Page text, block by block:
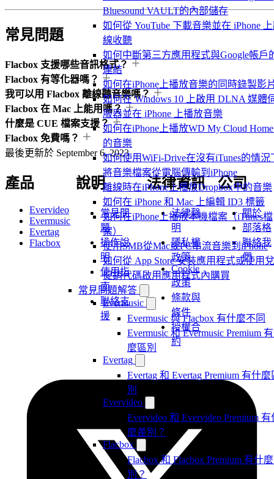
Bluesound VAULT的內部儲存
如何從 YouTube 下載音樂並在 iPhone
線收聽
如何中斷第三方應用程式與Google帳戶
連結
如何在iPhone上播放音樂的同時錄製影
如何在 Windows 10 上啟用 DLNA 媒體
服器並在 iPhone 上播放音樂
如何在iPhone上播放WD My Cloud
的音樂
如何使用WiFi-Drive在沒有iTunes的情況
將音樂檔案從電腦傳輸到iPhone
離線時在iPhone上播放Dropbox中的音樂
如何在 iPhone 和 Mac 上編輯 ID3 標籤
如何在iPhone上播放本機檔案（iTunes檔
案）
使用SMB從Mac或PC串流音樂到iPhone
如何從 App Store 安裝應用程式或使用
促銷代碼啟用應用程式內購買
常見問題解答
Evermusic
Evermusic 與 Flacbox 有什麼不同
Evermusic 和 Evermusic Premium
麼區別
Evertag
Evertag 和 Evertag Premium 有什麼
別
Evervideo
Evervideo 和 Evervideo Premium 有
麼差別？
Flacbox
Flacbox 和 Flacbox Premium 有什
別？
常見問題
Flacbox 支援哪些音訊格式？
Flacbox 有等化器嗎？
我可以用 Flacbox 離線聽音樂嗎？
Flacbox 在 Mac 上能用嗎？
什麼是 CUE 檔案支援？
Flacbox 免費嗎？
最後更新於 September 6, 2023
產品
Evervideo
Evermusic
Evertag
Flacbox
說明
常見問
題
操作說
明
使用指
南
聯絡支
援
法律資訊
法律聲
明
隱私權
政策
Cookie
政策
條款與
條件
授權合
約
公司
關於
部落格
聯絡我
們